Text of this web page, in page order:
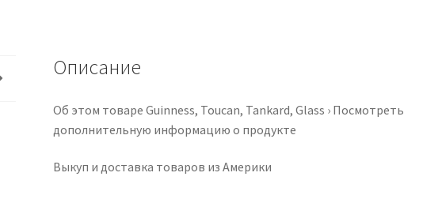
Cold
Описание
Об этом товаре Guinness, Toucan, Tankard, Glass › Посмотреть
дополнительную информацию о продукте
Выкуп и доставка товаров из Америки